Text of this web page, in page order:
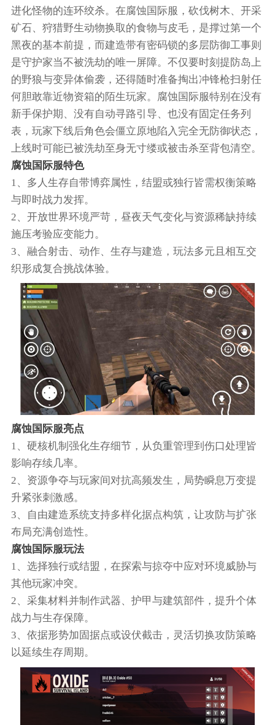
进化怪物的连环绞杀。在腐蚀国际服，砍伐树木、开采
矿石、狩猎野生动物换取的食物与皮毛，是撑过第一个
黑夜的基本前提，而建造带有密码锁的多层防御工事则
是守护家当不被洗劫的唯一屏障。不仅要时刻提防岛上
的野狼与变异体偷袭，还得随时准备掏出冲锋枪扫射任
何胆敢靠近物资箱的陌生玩家。腐蚀国际服特别在没有
新手保护期、没有自动寻路引导、也没有固定任务列
表，玩家下线后角色会僵立原地陷入完全无防御状态，
上线时可能已被洗劫至身无寸缕或被击杀至背包清空。
腐蚀国际服特色
1、多人生存自带博弈属性，结盟或独行皆需权衡策略
与即时战力发挥。
2、开放世界环境严苛，昼夜天气变化与资源稀缺持续
施压考验应变能力。
3、融合射击、动作、生存与建造，玩法多元且相互交
织形成复合挑战体验。
腐蚀国际服亮点
1、硬核机制强化生存细节，从负重管理到伤口处理皆
影响存续几率。
2、资源争夺与玩家间对抗高频发生，局势瞬息万变提
升紧张刺激感。
3、自由建造系统支持多样化据点构筑，让攻防与扩张
布局充满创造性。
腐蚀国际服玩法
1、选择独行或结盟，在探索与掠夺中应对环境威胁与
其他玩家冲突。
2、采集材料并制作武器、护甲与建筑部件，提升个体
战力与生存保障。
3、依据形势加固据点或设伏截击，灵活切换攻防策略
以延续生存周期。